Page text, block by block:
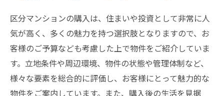
区分マンションの購入は、住まいや投資として非常に人
気が高く、多くの魅力を持つ選択肢となりますので、お
客様のご予算なども考慮した上で物件をご紹介していま
す。立地条件や周辺環境、物件の状態や管理体制など、
様々な要素を総合的に評価し、お客様にとって魅力的な
物件をご案内しています。また、購入後の生活を見据